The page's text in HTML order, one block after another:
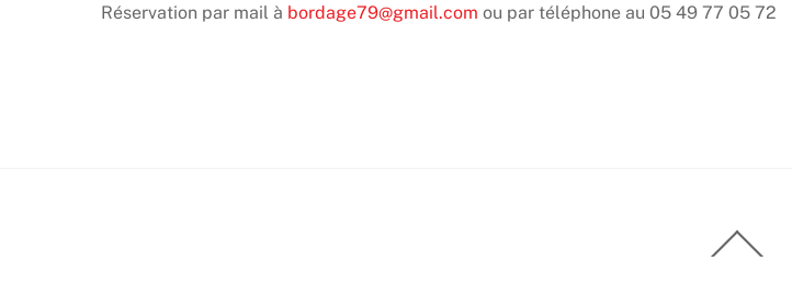
Réservation par mail à bordage79@gmail.com ou par téléphone au 05 49 77 05 72
To